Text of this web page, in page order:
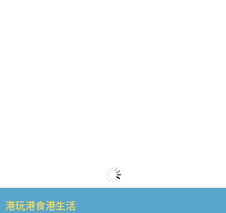
港玩港食港生活